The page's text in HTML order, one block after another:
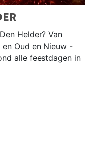
Helder? Van
Oud en Nieuw -
alle feestdagen in